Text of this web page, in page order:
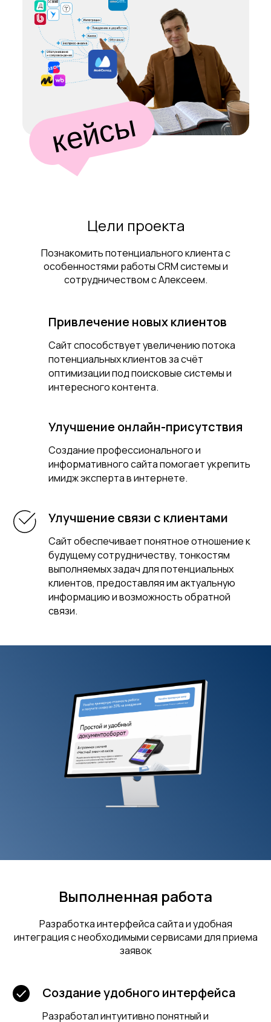
кейсы
Цели проекта
Познакомить потенциального клиента с
особенностями работы CRM системы и
сотрудничеством с Алексеем.
Привлечение новых клиентов
Сайт способствует увеличению потока
потенциальных клиентов за счёт
оптимизации под поисковые системы и
интересного контента.
Улучшение онлайн-присутствия
Создание профессионального и
информативного сайта помогает укрепить
имидж эксперта в интернете.
Улучшение связи с клиентами
Сайт обеспечивает понятное отношение к
будущему сотрудничеству, тонкостям
выполняемых задач для потенциальных
клиентов, предоставляя им актуальную
информацию и возможность обратной
связи.
Выполненная работа
Разработка интерфейса сайта и удобная
интеграция с необходимыми сервисами для приема
заявок
Создание удобного интерфейса
Разработал интуитивно понятный и